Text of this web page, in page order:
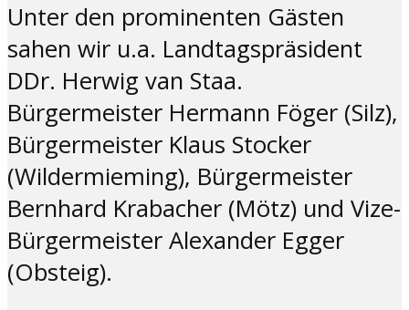
Unter den prominenten Gästen
sahen wir u.a. Landtagspräsident
DDr. Herwig van Staa.
Bürgermeister Hermann Föger (Silz),
Bürgermeister Klaus Stocker
(Wildermieming), Bürgermeister
Bernhard Krabacher (Mötz) und Vize-
Bürgermeister Alexander Egger
(Obsteig).